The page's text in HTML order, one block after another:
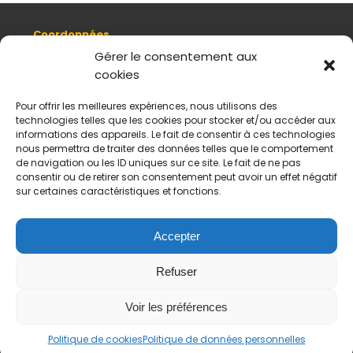
Gérer le consentement aux
cookies
Pour offrir les meilleures expériences, nous utilisons des
technologies telles que les cookies pour stocker et/ou accéder aux
informations des appareils. Le fait de consentir à ces technologies
nous permettra de traiter des données telles que le comportement
de navigation ou les ID uniques sur ce site. Le fait de ne pas
consentir ou de retirer son consentement peut avoir un effet négatif
sur certaines caractéristiques et fonctions.
Accepter
Refuser
Voir les préférences
Politique de cookiesPolitique de données personnelles
Coordonnées
8, quai Romain Rolland 69005 Lyon
+ 33 (0)4 78 42 55 04
Plan d'accès
Mentions légales
Politique de données personnelles
CGV
Horaires d’ouverture
Du mardi au samedi :
Fermé le dimanche et le lundi